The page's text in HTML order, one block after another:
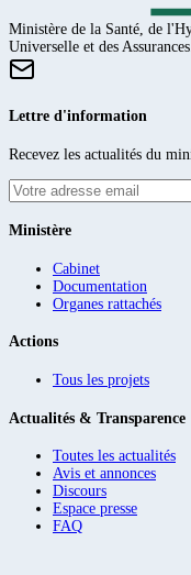
Ministère de la Santé, de
Universelle et des
Lettre d'information
Recevez les actualités du
Ministère
Cabinet
Documentation
Organes rattachés
Actions
Tous les projets
Actualités & Transparence
Toutes les actualités
Avis et annonces
Discours
Espace presse
FAQ